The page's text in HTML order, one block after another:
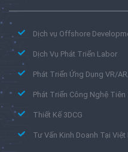
Dịch vụ Offshore
Dịch Vụ Phát Triển Labor
Phát Triển Ứng Dụng VR/
Phát Triển Công Nghệ Tiên
Thiết Kế 3DCG
Tư Vấn Kinh Doanh Tại Việt